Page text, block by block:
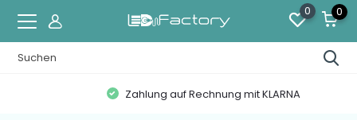
0 0
Zahlung auf Rechnung mit KLARNA